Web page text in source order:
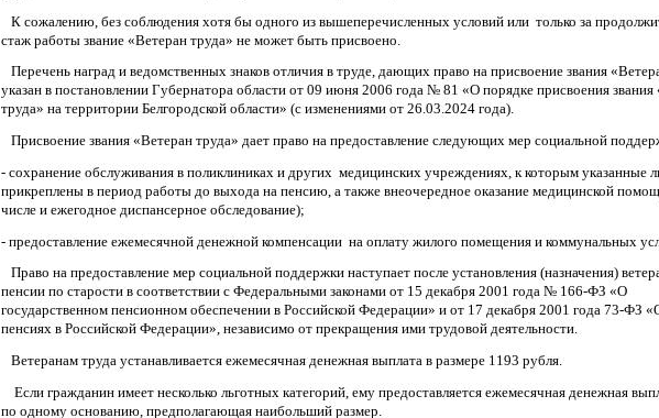
К сожалению, без соблюдения хотя бы одного из вышеперечисленных условий или только за
стаж работы звание «Ветеран труда» не может быть присвоено.
Перечень наград и ведомственных знаков отличия в труде, дающих право на присвоение звания
указан в постановлении Губернатора области от 09 июня 2006 года № 81 «О порядке присвоения звания
труда» на территории Белгородской области» (с изменениями от 26.03.2024 года).
Присвоение звания «Ветеран труда» дает право на предоставление следующих мер социальной
- сохранение обслуживания в поликлиниках и других медицинских учреждениях, к которым указанные
прикреплены в период работы до выхода на пенсию, а также внеочередное оказание медицинской
числе и ежегодное диспансерное обследование);
- предоставление ежемесячной денежной компенсации на оплату жилого помещения и коммунальных
Право на предоставление мер социальной поддержки наступает после установления (назначения)
пенсии по старости в соответствии с Федеральными законами от 15 декабря 2001 года № 166-ФЗ «О
государственном пенсионном обеспечении в Российской Федерации» и от 17 декабря 2001 года 73-ФЗ
пенсиях в Российской Федерации», независимо от прекращения ими трудовой деятельности.
Ветеранам труда устанавливается ежемесячная денежная выплата в размере 1193 рубля.
Если гражданин имеет несколько льготных категорий, ему предоставляется ежемесячная денежная
по одному основанию, предполагающая наибольший размер.